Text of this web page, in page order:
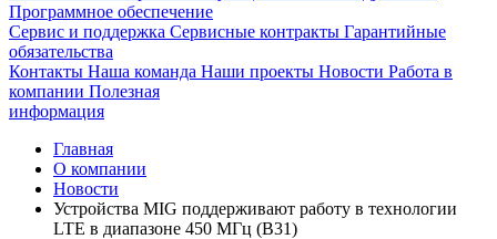
Программное обеспечение
Сервис и поддержка Сервисные контракты Гарантийные
обязательства
Контакты Наша команда Наши проекты Новости Работа в
компании Полезная
информация
Главная
О компании
Новости
Устройства MIG поддерживают работу в технологии
LTE в диапазоне 450 МГц (В31)